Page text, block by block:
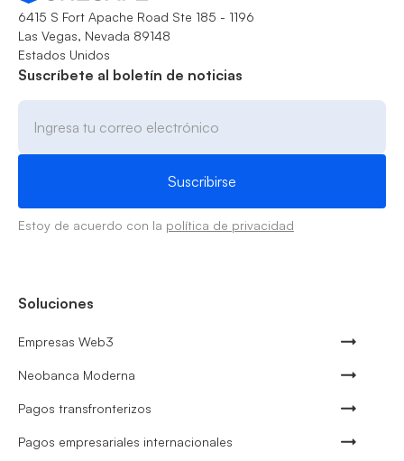
6415 S Fort Apache Road Ste 185 - 1196
Las Vegas, Nevada 89148
Estados Unidos
Suscríbete al boletín de noticias
Estoy de acuerdo con la política de privacidad
Soluciones
Empresas Web3
Neobanca Moderna
Pagos transfronterizos
Pagos empresariales internacionales